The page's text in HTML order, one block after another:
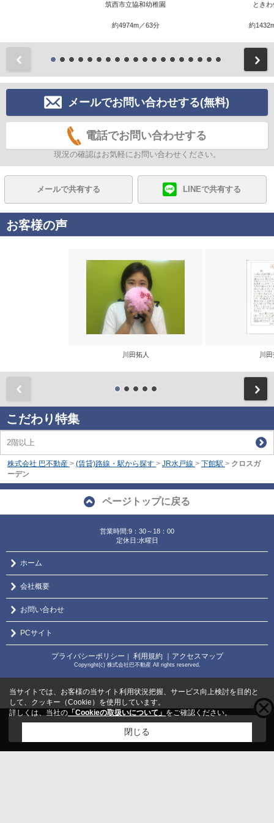
筑西市立協和幼稚園
約4974m／63分
とき
約
メールでお問い合わせする(無料)
電話でお問い合わせする
現況の確認はお気軽にお問い合わせください。
メールで共有する LINEで共有する
お客様の声
川田拓人 川
こだわり特集
2階以上
株式会社 巴不動産 > (賃貸)路線・駅から探す > JR水戸線 > 下館駅 > クロスガ
ーデン
ページトップに戻る
営業時間:9：30～18：00
定休日:水曜日
ホーム
会社概要
お問い合わせ
PCサイト
プライバシーポリシー 利用規約 ｜アクセスマップ
Copyright(c) 株式会社巴不動産 All rights reserved.
こちらの物件をご覧の方にお勧めな物件
当サイトでは、お客様の当サイト利用状況把握、サービス向上検討を目的と
して、クッキー（Cookie）を使用しています。
詳しくは、当社の 「Cookieの取扱いについて」 をご確認ください。
閉じる